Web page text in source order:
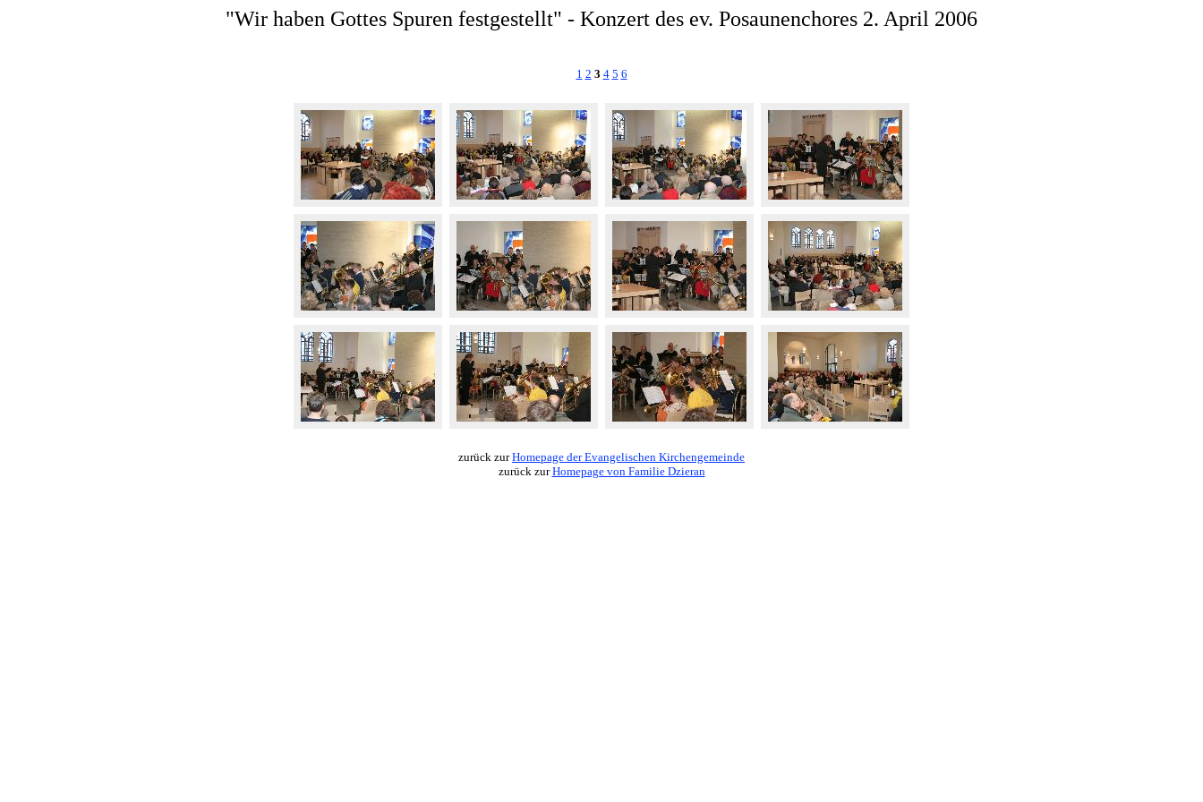
"Wir haben Gottes Spuren festgestellt" - Konzert des ev. Posaunenchores 2. April 2006
1 2 3 4 5 6
zurück zurHomepage der Evangelischen Kirchengemeinde
zurück zurHomepage von Familie Dzieran